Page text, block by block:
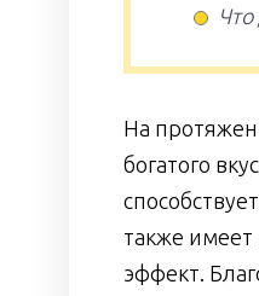
На
богатого
также
эффект.